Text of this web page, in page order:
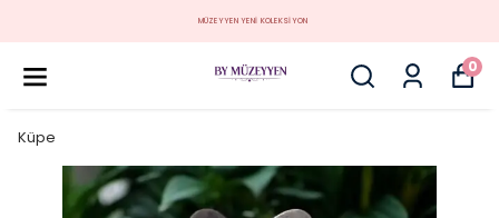
MÜZEYYEN YENİ KOLEKSİYON
0
Küpe